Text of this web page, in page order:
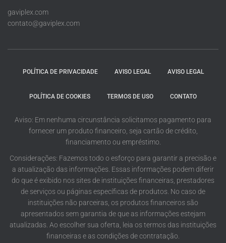
gaviplex.com
contato@gaviplex.com
POLÍTICA DE PRIVACIDADE AVISO LEGAL AVISO LEGAL
POLÍTICA DE COOKIES TERMOS DE USO CONTATO
Aviso: Em nenhuma circunstância solicitamos pagamento para
fornecer um produto financeiro, seja cartão de crédito,
financiamento ou empréstimo.
Considerações: Fazemos todo o esforço para garantir a precisão e
a atualização das informações. Essas informações podem diferir
do que é exibido nos sites de instituições financeiras, prestadores
de serviços ou páginas específicas de produtos. No caso de
instituições não parceiras, os produtos financeiros são
apresentados sem garantia de que as informações estejam
atualizadas. Ao escolher sua oferta, leia os termos das instituições
financeiras e as condições de contratação.